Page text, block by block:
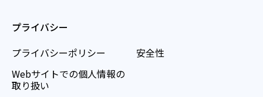
プライバシー
プライバシーポリシー
Webサイトでの個人情報の
取り扱い
安全性